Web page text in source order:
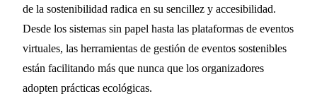
de la sostenibilidad radica en su sencillez y accesibilidad.
Desde los sistemas sin papel hasta las plataformas de eventos
virtuales, las herramientas de gestión de eventos sostenibles
están facilitando más que nunca que los organizadores
adopten prácticas ecológicas.